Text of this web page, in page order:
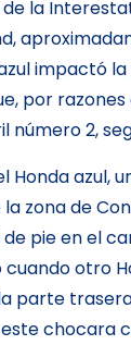
la
impactó
por
2,
Honda azul,
zona de
pie en el
otro
parte
chocara